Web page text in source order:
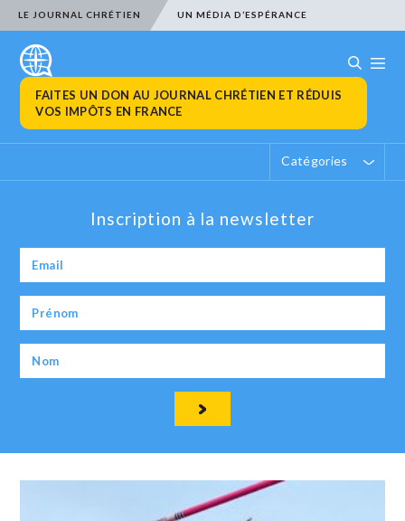
LE JOURNAL CHRÉTIEN UN MÉDIA D’ESPÉRANCE
FAITES UN DON AU JOURNAL CHRÉTIEN ET RÉDUIS
VOS IMPÔTS EN FRANCE
Catégories
Inscription à la newsletter